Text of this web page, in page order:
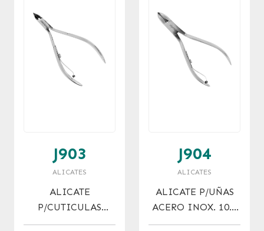
J903
ALICATES
ALICATE
P/CUTICULAS
ACERO INOX. 10.5
J904
ALICATES
ALICATE P/UÑAS
ACERO INOX. 10.5
CM